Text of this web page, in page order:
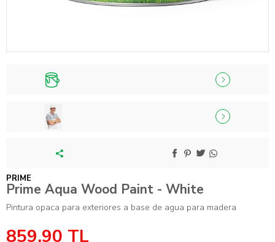
PRIME
Prime Aqua Wood Paint - White
Pintura opaca para exteriores a base de agua para madera
859,90 TL